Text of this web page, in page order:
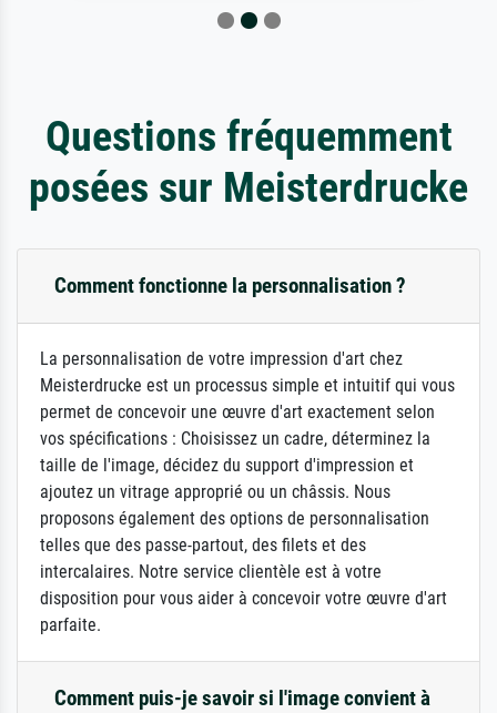
Questions fréquemment
posées sur Meisterdrucke
Comment fonctionne la personnalisation ?
La personnalisation de votre impression d'art chez
Meisterdrucke est un processus simple et intuitif qui vous
permet de concevoir une œuvre d'art exactement selon
vos spécifications : Choisissez un cadre, déterminez la
taille de l'image, décidez du support d'impression et
ajoutez un vitrage approprié ou un châssis. Nous
proposons également des options de personnalisation
telles que des passe-partout, des filets et des
intercalaires. Notre service clientèle est à votre
disposition pour vous aider à concevoir votre œuvre d'art
parfaite.
Comment puis-je savoir si l'image convient à